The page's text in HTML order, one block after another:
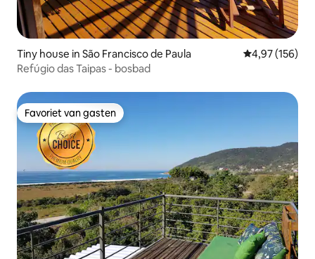
Tiny house in São Francisco de Paula Gemiddelde
4,97 (156)
Refúgio das Taipas - bosbad
Favoriet van gasten
Favoriet van gasten